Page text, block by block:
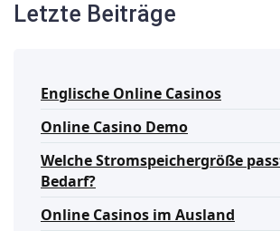
Letzte Beiträge
Englische Online Casinos
Online Casino Demo
Welche Stromspeichergröße
Bedarf?
Online Casinos im Ausland